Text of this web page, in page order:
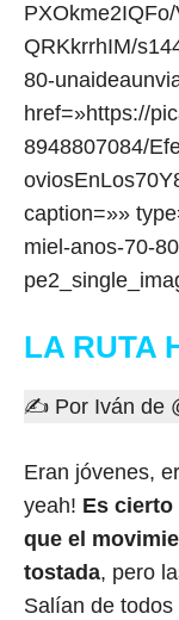
QRKkrrhIM/
80-
href=»https://
8948807084/
caption=»»
miel-anos-70-
LA RUTA
✍ Por Iván de
Eran jóvenes,
yeah! Es cierto
que el
tostada, pero
Salían de